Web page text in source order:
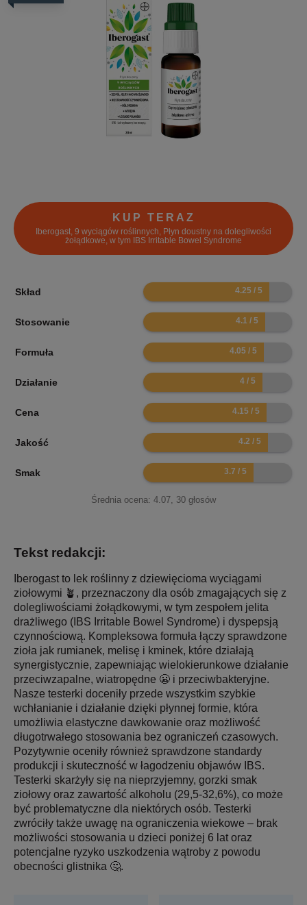
KUP TERAZ
Iberogast, 9 wyciągów roślinnych, Płyn doustny na dolegliwości
żołądkowe, w tym IBS Irritable Bowel Syndrome
Skład 8.5
Stosowanie 8.2
Formuła 8.1
Działanie 8
Cena 8.3
Jakość 8.4
Smak 7.4
Średnia ocena: 4.07, 30 głosów
Tekst redakcji:
Iberogast to lek roślinny z dziewięcioma wyciągami
ziołowymi 🪴, przeznaczony dla osób zmagających się z
dolegliwościami żołądkowymi, w tym zespołem jelita
drażliwego (IBS Irritable Bowel Syndrome) i dyspepsją
czynnościową. Kompleksowa formuła łączy sprawdzone
zioła jak rumianek, melisę i kminek, które działają
synergistycznie, zapewniając wielokierunkowe działanie
przeciwzapalne, wiatropędne 😬 i przeciwbakteryjne.
Nasze testerki doceniły przede wszystkim szybkie
wchłanianie i działanie dzięki płynnej formie, która
umożliwia elastyczne dawkowanie oraz możliwość
długotrwałego stosowania bez ograniczeń czasowych.
Pozytywnie oceniły również sprawdzone standardy
produkcji i skuteczność w łagodzeniu objawów IBS.
Testerki skarżyły się na nieprzyjemny, gorzki smak
ziołowy oraz zawartość alkoholu (29,5-32,6%), co może
być problematyczne dla niektórych osób. Testerki
zwróciły także uwagę na ograniczenia wiekowe – brak
możliwości stosowania u dzieci poniżej 6 lat oraz
potencjalne ryzyko uszkodzenia wątroby z powodu
obecności glistnika 🤔.